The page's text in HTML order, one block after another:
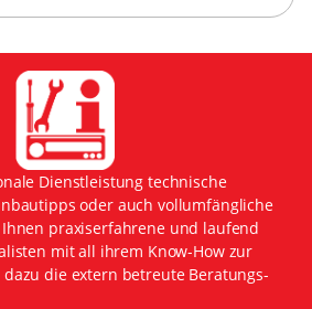
Dienstleistung technische
oder auch vollumfängliche
praxiserfahrene und laufend
mit all ihrem Know-How zur
die extern betreute Beratungs-